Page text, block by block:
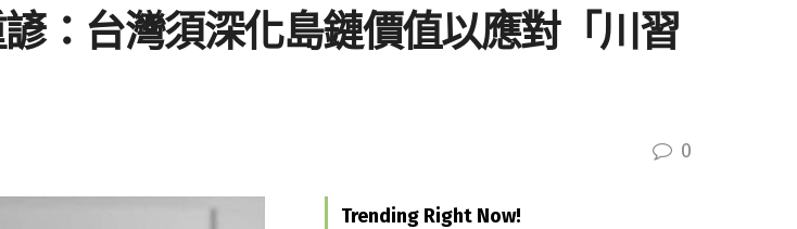
：台灣須深化島鏈價值以應對「川習
0
Trending Right Now!